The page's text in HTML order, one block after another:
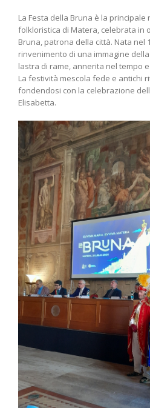
La Festa della Bruna è la
folkloristica di Matera, celebrata in
Bruna, patrona della città. Nata nel
rinvenimento di una immagine
lastra di rame, annerita nel tempo
La festività mescola fede e antichi
fondendosi con la celebrazione
Elisabetta.